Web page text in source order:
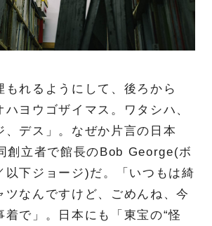
もれるようにして、後ろから
ヨウゴザイマス。ワタシハ、
、デス」。なぜか片言の日本
創立者で館長のBob George(ボ
以下ジョージ)だ。「いつもは綺
ツなんですけど、ごめんね、今
着で」。日本にも「東宝の“怪